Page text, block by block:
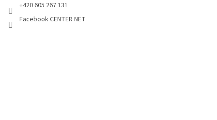
+420 605 267 131
Facebook CENTER NET